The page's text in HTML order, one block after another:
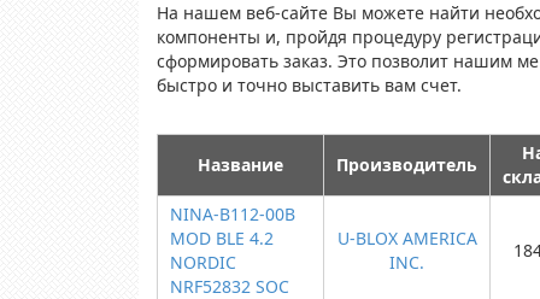
На нашем веб-сайте Вы можете найти
компоненты и, пройдя процедуру
сформировать заказ. Это позволит нашим
быстро и точно выставить вам счет.
Название Производитель
NINA-B112-00B
MOD BLE 4.2
NORDIC
NRF52832 SOC
U-BLOX AMERICA
INC.